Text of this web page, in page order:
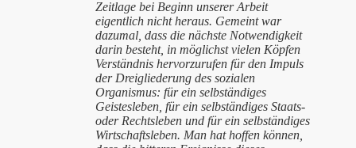
Zeitlage bei Beginn unserer Arbeit
eigentlich nicht heraus. Gemeint war
dazumal, dass die nächste Notwendigkeit
darin besteht, in möglichst vielen Köpfen
Verständnis hervorzurufen für den Impuls
der Dreigliederung des sozialen
Organismus: für ein selbständiges
Geistesleben, für ein selbständiges Staats-
oder Rechtsleben und für ein selbständiges
Wirtschaftsleben. Man hat hoffen können,